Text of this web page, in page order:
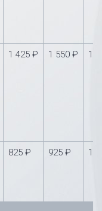
1 425 ₽ 1 550 ₽ 1
825 ₽ 925 ₽ 1